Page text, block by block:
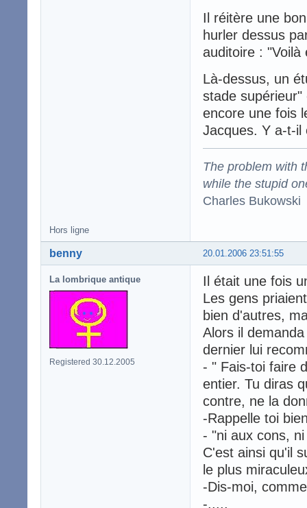
Il réitère une
hurler dessus
auditoire : "Voilà
Là-dessus, un
stade
encore une fois
Jacques. Y a-t-il
The problem with
while the stupid
Charles Bukowski
Hors ligne
20.01.2006 23:51:55
benny
La lombrique antique
Registered 30.12.2005
Il était une fois
Les gens
bien d'autres,
Alors il
dernier lui
- " Fais-toi faire
entier. Tu diras
contre, ne la
-Rappelle toi
- "ni aux cons,
C'est ainsi qu'il
le plus
-Dis-moi,
-.....